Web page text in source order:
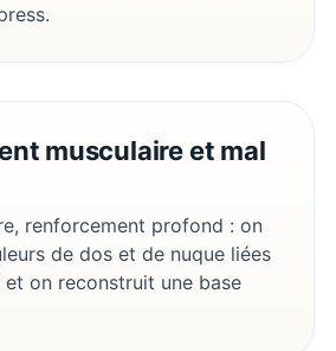
musculaire et mal
renforcement profond : on
de dos et de nuque liées
on reconstruit une base